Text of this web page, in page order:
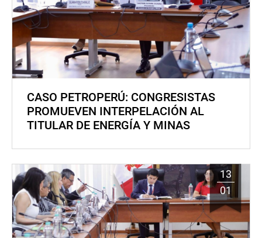
CASO PETROPERÚ: CONGRESISTAS
PROMUEVEN INTERPELACIÓN AL
TITULAR DE ENERGÍA Y MINAS
13
01